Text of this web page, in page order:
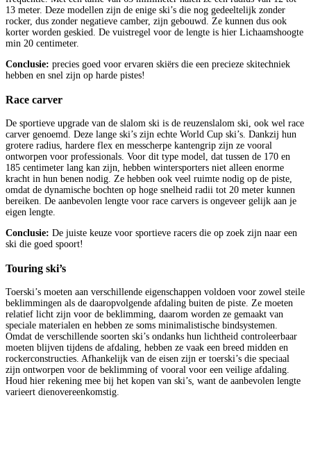
13 meter. Deze modellen zijn de enige ski’s die nog gedeeltelijk zonder
rocker, dus zonder negatieve camber, zijn gebouwd. Ze kunnen dus ook
korter worden geskied. De vuistregel voor de lengte is hier Lichaamshoogte
min 20 centimeter.
Conclusie: precies goed voor ervaren skiërs die een precieze skitechniek
hebben en snel zijn op harde pistes!
Race carver
De sportieve upgrade van de slalom ski is de reuzenslalom ski, ook wel race
carver genoemd. Deze lange ski’s zijn echte World Cup ski’s. Dankzij hun
grotere radius, hardere flex en messcherpe kantengrip zijn ze vooral
ontworpen voor professionals. Voor dit type model, dat tussen de 170 en
185 centimeter lang kan zijn, hebben wintersporters niet alleen enorme
kracht in hun benen nodig. Ze hebben ook veel ruimte nodig op de piste,
omdat de dynamische bochten op hoge snelheid radii tot 20 meter kunnen
bereiken. De aanbevolen lengte voor race carvers is ongeveer gelijk aan je
eigen lengte.
Conclusie: De juiste keuze voor sportieve racers die op zoek zijn naar een
ski die goed spoort!
Touring ski’s
Toerski’s moeten aan verschillende eigenschappen voldoen voor zowel steile
beklimmingen als de daaropvolgende afdaling buiten de piste. Ze moeten
relatief licht zijn voor de beklimming, daarom worden ze gemaakt van
speciale materialen en hebben ze soms minimalistische bindsystemen.
Omdat de verschillende soorten ski’s ondanks hun lichtheid controleerbaar
moeten blijven tijdens de afdaling, hebben ze vaak een breed midden en
rockerconstructies. Afhankelijk van de eisen zijn er toerski’s die speciaal
zijn ontworpen voor de beklimming of vooral voor een veilige afdaling.
Houd hier rekening mee bij het kopen van ski’s, want de aanbevolen lengte
varieert dienovereenkomstig.